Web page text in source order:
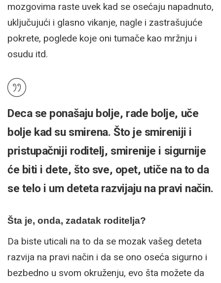
mozgovima raste uvek kad se osećaju napadnuto,
uključujući i glasno vikanje, nagle i zastrašujuće
pokrete, poglede koje oni tumače kao mržnju i
osudu itd.
Deca se ponašaju bolje, rade bolje, uče
bolje kad su smirena. Što je smireniji i
pristupačniji roditelj, smirenije i sigurnije
će biti i dete, što sve, opet, utiče na to da
se telo i um deteta razvijaju na pravi način.
Šta je, onda, zadatak roditelja?
Da biste uticali na to da se mozak vašeg deteta
razvija na pravi način i da se ono oseća sigurno i
bezbedno u svom okruženju, evo šta možete da